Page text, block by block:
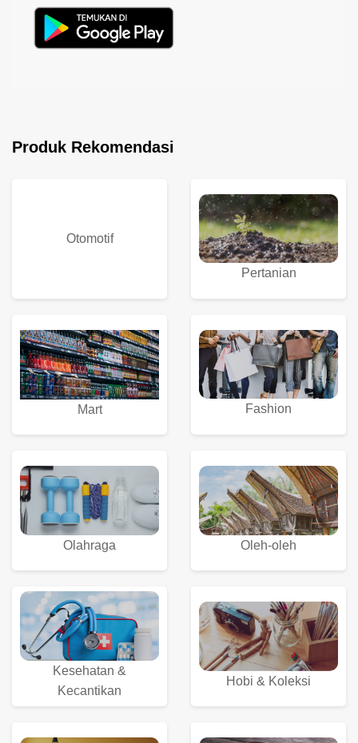
Produk Rekomendasi
Otomotif
Pertanian
Mart Fashion
Olahraga Oleh-oleh
Kesehatan &
Kecantikan
Hobi & Koleksi